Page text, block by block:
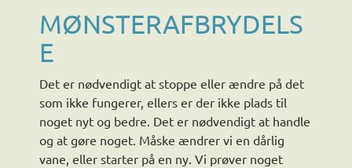
MØNSTERAFBRYDELS
E
Det er nødvendigt at stoppe eller ændre på det
som ikke fungerer, ellers er der ikke plads til
noget nyt og bedre. Det er nødvendigt at handle
og at gøre noget. Måske ændrer vi en dårlig
vane, eller starter på en ny. Vi prøver noget